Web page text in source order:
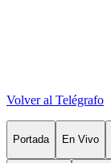
Volver al Telégrafo
Portada En Vivo